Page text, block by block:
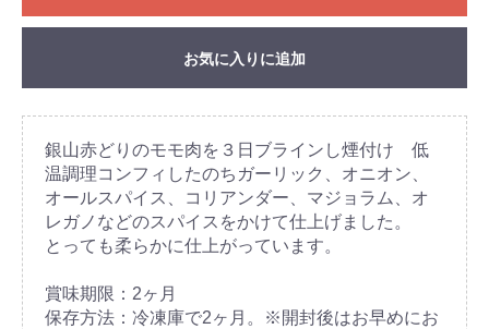
お気に入りに追加
銀山赤どりのモモ肉を３日ブラインし煙付け 低
温調理コンフィしたのちガーリック、オニオン、
オールスパイス、コリアンダー、マジョラム、オ
レガノなどのスパイスをかけて仕上げました。
とっても柔らかに仕上がっています。
賞味期限：2ヶ月
保存方法：冷凍庫で2ヶ月。※開封後はお早めにお